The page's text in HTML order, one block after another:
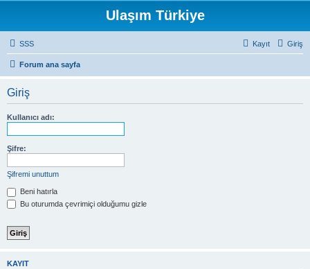
Ulaşım Türkiye
SSS Giriş
Kayıt
Forum ana sayfa
Giriş
Kullanıcı adı:
Şifre:
Şifremi unuttum
Beni hatırla
Bu oturumda çevrimiçi olduğumu gizle
KAYIT